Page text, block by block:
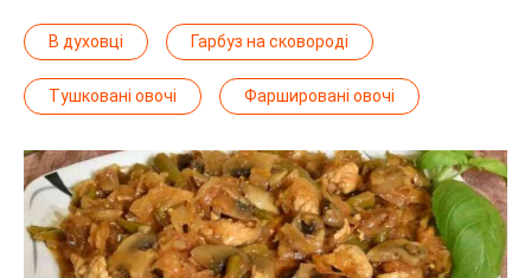
В духовці Гарбуз на сковороді
Тушковані овочі Фаршировані овочі